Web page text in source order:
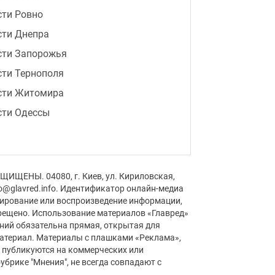
"Мое место не в Малибу":
Названы месяцы рождения самых
ответственных людей - кто они
Мята сохранит аромат и свежесть:
как заготовить листья на зиму без
сушки
В Украине появится новый
Ровно
Днепра
Запорожья
Тернополя
Житомира
Одессы
04080, г. Киев, ул. Кириловская,
Идентификатор онлайн-медиа
или воспроизведение информации,
Использование материалов «Главред»
обязательна прямая, открытая для
Материалы с плашками «Реклама»,
на коммерческих или
"Мнения", не всегда совпадают с